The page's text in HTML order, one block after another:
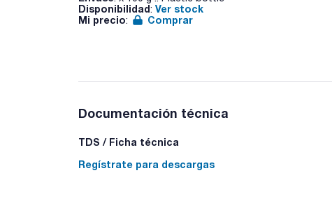
Disponibilidad: Ver stock
Mi precio: Comprar
Documentación técnica
TDS / Ficha técnica
Regístrate para descargas